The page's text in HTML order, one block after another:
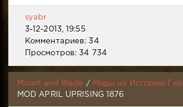
syabr
3-12-2013, 19:55
Комментариев: 34
Просмотров: 34 734
Mount and Blade /
Моды на Историю
MOD APRIL UPRISING 1876